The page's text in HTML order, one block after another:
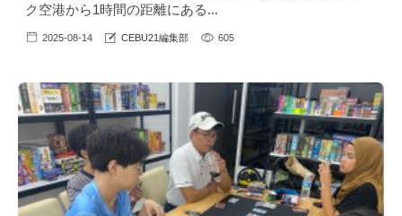
ク空港から1時間の距離にある...
2025-08-14 CEBU21編集部 605